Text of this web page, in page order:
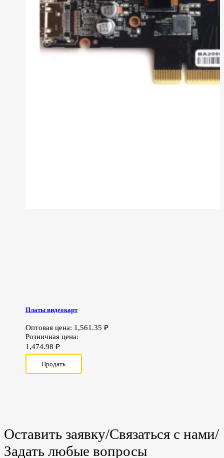
Платы видеокарт
Оптовая цена: 1,561.35 ₽
Розничная цена:
1,474.98 ₽
Продать
Оставить заявку/Связаться с нами/
Задать любые вопросы